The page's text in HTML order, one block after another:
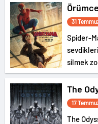
31
Spider-
silmek
gerçek
The
17
The